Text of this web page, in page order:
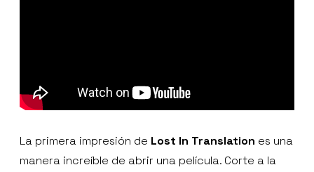
La primera impresión de Lost In Translation es una
manera increíble de abrir una película. Corte a la